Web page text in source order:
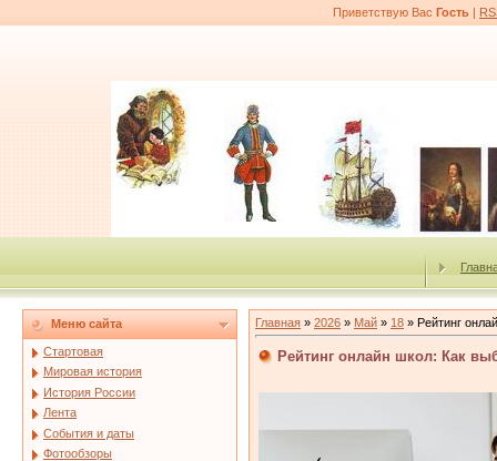
Приветствую Вас Гость |
Меню сайта
Стартовая
Мировая история
История России
Лента
События и даты
Фотообзоры
Главная » 2026 » Май » 18 » Рейтинг
Рейтинг онлайн школ: Как